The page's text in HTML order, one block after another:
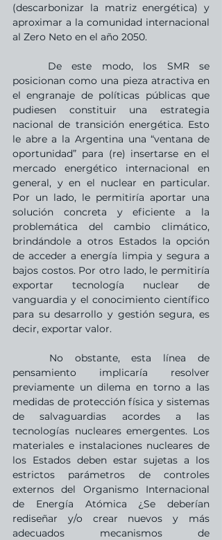
(descarbonizar la matriz energética) y
aproximar a la comunidad internacional
al Zero Neto en el año 2050.
posicionan como una pieza atractiva en
el engranaje de políticas públicas que
pudiesen constituir una estrategia
nacional de transición energética. Esto
le abre a la Argentina una “ventana de
oportunidad” para (re) insertarse en el
mercado energético internacional en
general, y en el nuclear en particular.
Por un lado, le permitiría aportar una
solución concreta y eficiente a la
problemática del cambio climático,
brindándole a otros Estados la opción
de acceder a energía limpia y segura a
bajos costos. Por otro lado, le permitiría
exportar tecnología nuclear de
vanguardia y el conocimiento científico
para su desarrollo y gestión segura, es
decir, exportar valor.
pensamiento implicaría resolver
previamente un dilema en torno a las
medidas de protección física y sistemas
de salvaguardias acordes a las
tecnologías nucleares emergentes. Los
materiales e instalaciones nucleares de
los Estados deben estar sujetas a los
estrictos parámetros de controles
externos del Organismo Internacional
de Energía Atómica ¿Se deberían
rediseñar y/o crear nuevos y más
adecuados mecanismos de